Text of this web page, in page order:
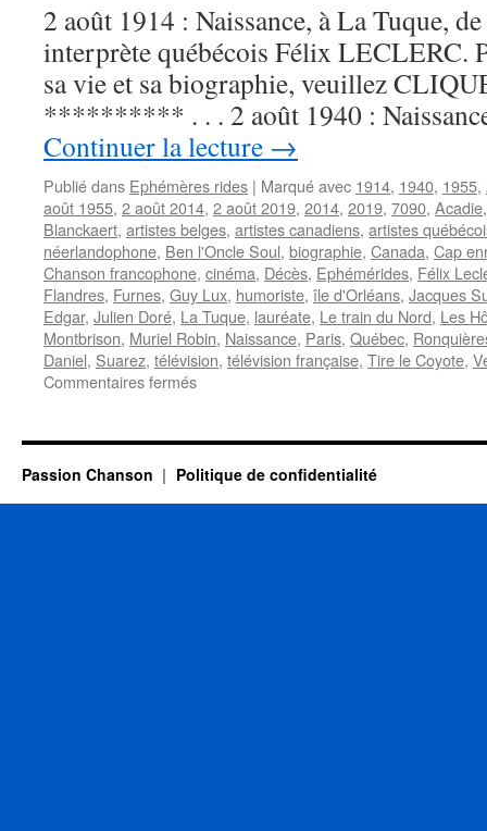
2 août 1914 : Naissance, à La Tuque,
interprète québécois Félix LECLERC.
sa vie et sa biographie, veuillez
********** . . . 2 août 1940 :
Continuer la lecture →
Publié dans Ephémères rides | Marqué avec 1914, 1940, 1955,
août 1955, 2 août 2014, 2 août 2019, 2014, 2019, 7090, Acadie
Blanckaert, artistes belges, artistes canadiens, artistes
néerlandophone, Ben l'Oncle Soul, biographie, Canada, Cap
Chanson francophone, cinéma, Décès, Ephémérides, Félix
Flandres, Furnes, Guy Lux, humoriste, île d'Orléans, Jacques
Edgar, Julien Doré, La Tuque, lauréate, Le train du Nord, Les
Montbrison, Muriel Robin, Naissance, Paris, Québec,
Daniel, Suarez, télévision, télévision française, Tire le Coyote,
Commentaires ferméssur
Passion Chanson Politique de confidentialité